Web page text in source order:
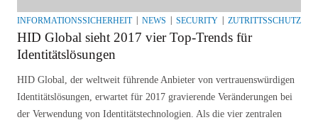
INFORMATIONSSICHERHEIT NEWS SECURITY ZUTRITTSSCHUTZ
HID Global sieht 2017 vier Top-Trends für
Identitätslösungen
HID Global, der weltweit führende Anbieter von vertrauenswürdigen
Identitätslösungen, erwartet für 2017 gravierende Veränderungen bei
der Verwendung von Identitätstechnologien. Als die vier zentralen